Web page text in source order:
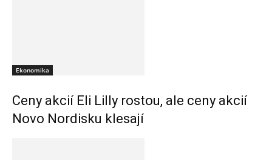
Ekonomika
Ceny akcií Eli Lilly rostou, ale ceny akcií
Novo Nordisku klesají